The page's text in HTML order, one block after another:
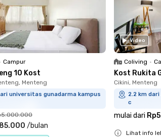
Campur
10 Kost
Menteng
universitas gunadarma kampus
/bulan
Video
Coliving •
Kost Rukita
Cikini, Menteng
2.2 km
c
mulai dari
Lihat info